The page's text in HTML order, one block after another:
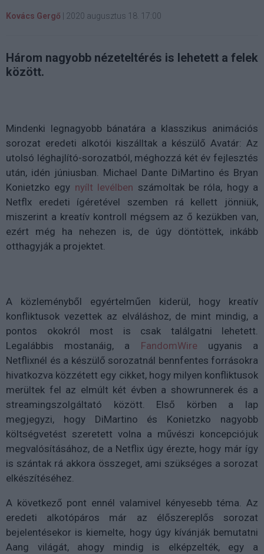
Kovács Gergő 2020 augusztus 18. 17:00
Három nagyobb nézeteltérés is lehetett a felek
között.
Mindenki legnagyobb bánatára a klasszikus animációs
sorozat eredeti alkotói kiszálltak a készülő Avatár: Az
utolsó léghajlító-sorozatból, méghozzá két év fejlesztés
után, idén júniusban. Michael Dante DiMartino és Bryan
Konietzko egy nyílt levélben számoltak be róla, hogy a
Netflx eredeti ígéretével szemben rá kellett jönniük,
miszerint a kreatív kontroll mégsem az ő kezükben van,
ezért még ha nehezen is, de úgy döntöttek, inkább
otthagyják a projektet.
A közleményből egyértelműen kiderül, hogy kreatív
konfliktusok vezettek az elváláshoz, de mint mindig, a
pontos okokról most is csak találgatni lehetett.
Legalábbis mostanáig, a FandomWireugyanis a
Netflixnél és a készülő sorozatnál bennfentes forrásokra
hivatkozva közzétett egy cikket, hogy milyen konfliktusok
merültek fel az elmúlt két évben a showrunnerek és a
streamingszolgáltató között. Első körben a lap
megjegyzi, hogy DiMartino és Konietzko nagyobb
költségvetést szeretett volna a művészi koncepciójuk
megvalósításához, de a Netflix úgy érezte, hogy már így
is szántak rá akkora összeget, ami szükséges a sorozat
elkészítéséhez.
A következő pont ennél valamivel kényesebb téma. Az
eredeti alkotópáros már az élőszereplős sorozat
bejelentésekor is kiemelte, hogy úgy kívánják bemutatni
Aang világát, ahogy mindig is elképzelték, egy a